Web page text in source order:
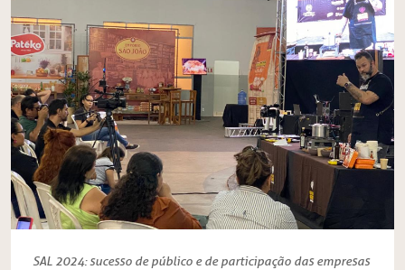
SAL 2024: sucesso de público e de participação das empresas